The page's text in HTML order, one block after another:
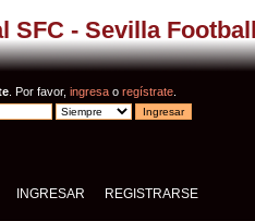
SFC - Sevilla
. Por favor,ingresa oregístrate
INGRESAR REGISTRARSE